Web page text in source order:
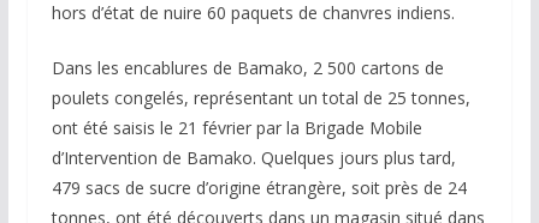
hors d’état de nuire 60 paquets de chanvres indiens.
Dans les encablures de Bamako, 2 500 cartons de
poulets congelés, représentant un total de 25 tonnes,
ont été saisis le 21 février par la Brigade Mobile
d’Intervention de Bamako. Quelques jours plus tard,
479 sacs de sucre d’origine étrangère, soit près de 24
tonnes, ont été découverts dans un magasin situé dans